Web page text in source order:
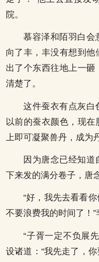
院。
慕容泽和陌羽白会
向了丰，丰没有想到
出了个东西往地上一
清楚了。
这件蚕衣有点灰白
以前的蚕衣颜色，现
上即可凝聚兽丹，成为
因为唐念已经知
下来发的满分卷子，唐
“好，我先去看看
不要浪费我的时间了！”
“子胥一定不负展
设诸道：“我先走了，